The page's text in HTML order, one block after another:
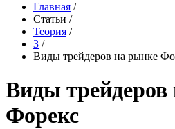
Главная /
Статьи /
Теория /
3 /
Виды трейдеров на рынке
Виды
Форекс